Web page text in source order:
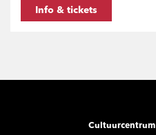
Info & tickets
Cultuurcentrum